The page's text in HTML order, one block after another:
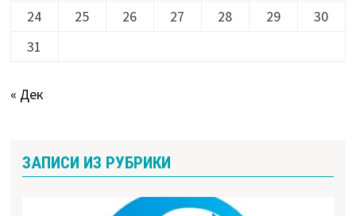
24
25 26 27 28 29
30
31
« Дек
ЗАПИСИ ИЗ РУБРИКИ